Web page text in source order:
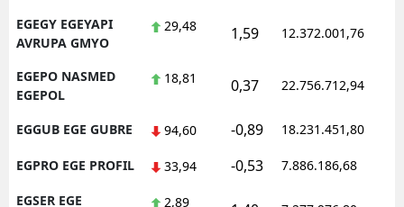
EGEGY EGEYAPI
AVRUPA GMYO
29,48 1,59 12.372.001,76
EGEPO NASMED
EGEPOL
18,81 0,37 22.756.712,94
EGGUB EGE GUBRE 94,60 -0,89 18.231.451,80
EGPRO EGE PROFIL 33,94 -0,53 7.886.186,68
EGSER EGE
2,89